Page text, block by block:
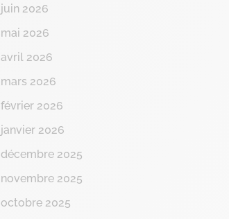
juin 2026
mai 2026
avril 2026
mars 2026
février 2026
janvier 2026
décembre 2025
novembre 2025
octobre 2025